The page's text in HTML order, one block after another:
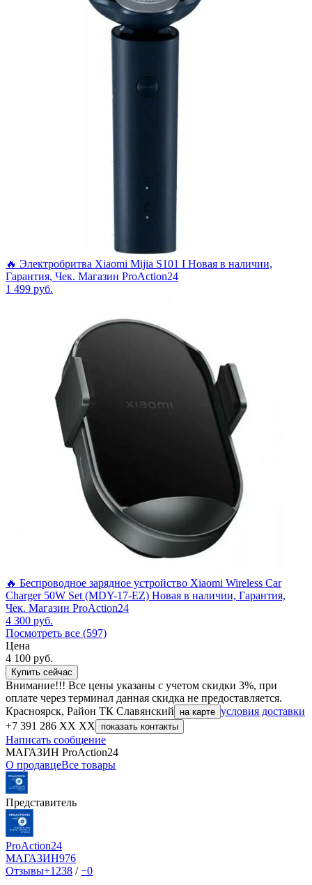
🔥 Электробритва Xiaomi Mijia S101 I Новая в наличии,
Гарантия, Чек. Магазин ProAction24
1 499 руб.
🔥 Беспроводное зарядное устройство Xiaomi Wireless Car
Charger 50W Set (MDY-17-EZ) Новая в наличии, Гарантия,
Чек. Магазин ProAction24
4 300 руб.
Посмотреть все (597)
Цена
4 100 руб.
Купить сейчас
Внимание!!! Все цены указаны с учетом скидки 3%, при
оплате через терминал данная скидка не предоставляется.
Красноярск, Район ТК Славянский
на карте условия доставки
+7 391 286 XX XX
показать контакты
Написать сообщение
МАГАЗИН ProAction24
О продавцеВсе товары
Представитель
ProAction24
МАГАЗИН976
Отзывы+1238 /−0